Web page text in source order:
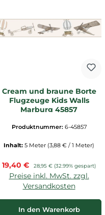
Cream und braune Borte
Flugzeuge Kids Walls
Marburg 45857
Produktnummer: 6-45857
Inhalt: 5 Meter (3,88 € / 1 Meter)
Verkaufspreis:
19,40 € Regulärer Preis:
28,95 € (32.99% gespart)
Preise inkl. MwSt. zzgl.
Versandkosten
In den Warenkorb